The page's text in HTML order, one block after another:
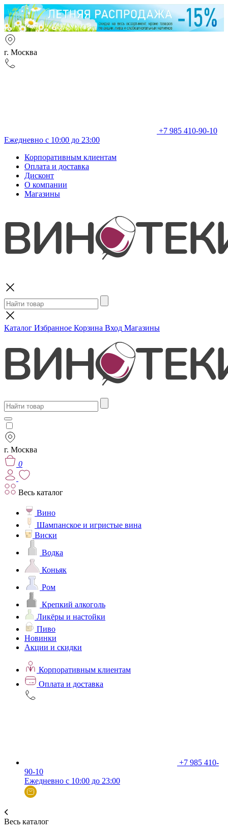
г. Москва
+7 985 410-90-10
Ежедневно с 10:00 до 23:00
Корпоративным клиентам
Оплата и доставка
Дисконт
О компании
Магазины
Каталог Избранное Корзина Вход Магазины
г. Москва
0
Весь каталог
Вино
Шампанское и игристые вина
Виски
Водка
Коньяк
Ром
Крепкий алкоголь
Ликёры и настойки
Пиво
Новинки
Акции и скидки
Корпоративным клиентам
Оплата и доставка
+7 985 410-
90-10
Ежедневно с 10:00 до 23:00
Весь каталог